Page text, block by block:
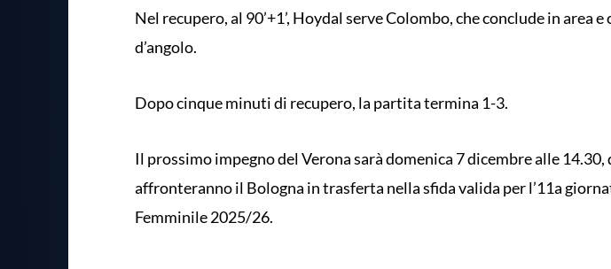
Nel recupero, al 90’+1’, Hoydal serve Colombo, che conclude in area
d’angolo.
Dopo cinque minuti di recupero, la partita termina 1-3.
Il prossimo impegno del Verona sarà domenica 7 dicembre alle
affronteranno il Bologna in trasferta nella sfida valida per l’11a
Femminile 2025/26.